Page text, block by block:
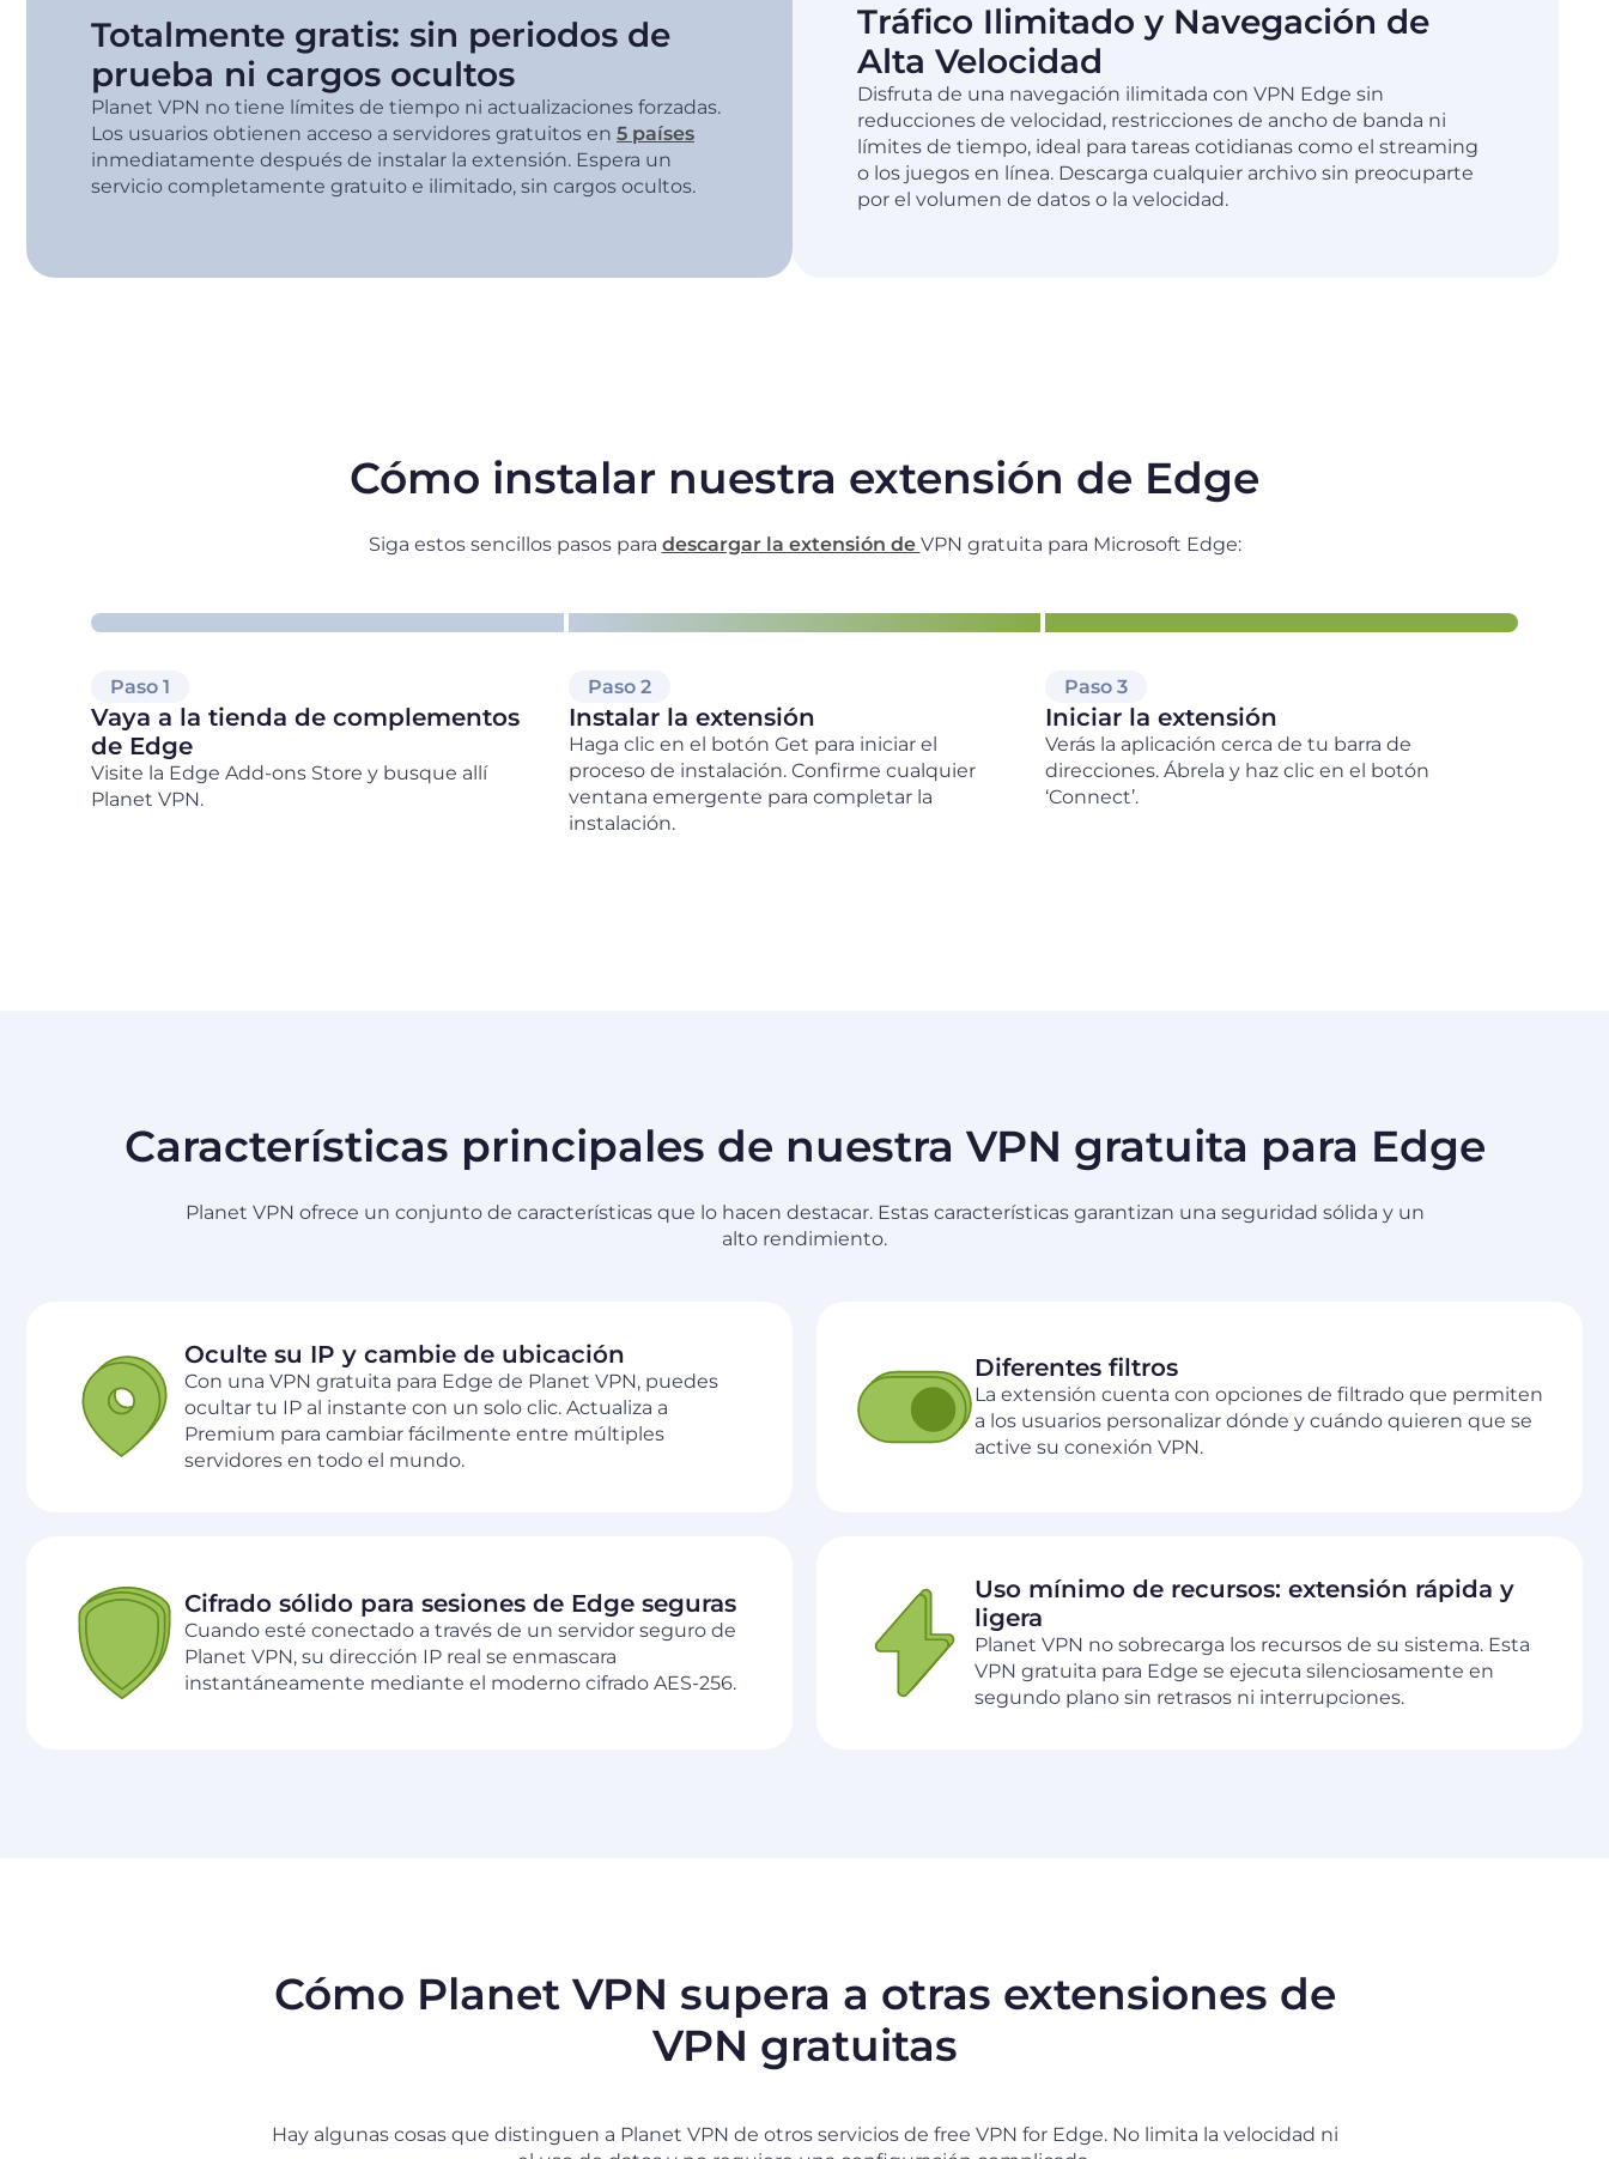
Totalmente gratis: sin periodos de
prueba ni cargos ocultos
Planet VPN no tiene límites de tiempo ni actualizaciones forzadas.
Los usuarios obtienen acceso a servidores gratuitos en 5 países
inmediatamente después de instalar la extensión. Espera un
servicio completamente gratuito e ilimitado, sin cargos ocultos.
Tráfico Ilimitado y Navegación de
Alta Velocidad
Disfruta de una navegación ilimitada con VPN Edge sin
reducciones de velocidad, restricciones de ancho de banda ni
límites de tiempo, ideal para tareas cotidianas como el streaming
o los juegos en línea. Descarga cualquier archivo sin preocuparte
por el volumen de datos o la velocidad.
Cómo instalar nuestra extensión de Edge
Siga estos sencillos pasos para descargar la extensión de VPN gratuita para Microsoft Edge:
Paso 1
Vaya a la tienda de complementos
de Edge
Visite la Edge Add-ons Store y busque allí
Planet VPN.
Paso 2
Instalar la extensión
Haga clic en el botón Get para iniciar el
proceso de instalación. Confirme cualquier
ventana emergente para completar la
instalación.
Paso 3
Iniciar la extensión
Verás la aplicación cerca de tu barra de
direcciones. Ábrela y haz clic en el botón
‘Connect’.
Características principales de nuestra VPN gratuita para Edge
Planet VPN ofrece un conjunto de características que lo hacen destacar. Estas características garantizan una seguridad sólida y un
alto rendimiento.
Oculte su IP y cambie de ubicación
Con una VPN gratuita para Edge de Planet VPN, puedes
ocultar tu IP al instante con un solo clic. Actualiza a
Premium para cambiar fácilmente entre múltiples
servidores en todo el mundo.
Diferentes filtros
La extensión cuenta con opciones de filtrado que permiten
a los usuarios personalizar dónde y cuándo quieren que se
active su conexión VPN.
Cifrado sólido para sesiones de Edge seguras
Cuando esté conectado a través de un servidor seguro de
Planet VPN, su dirección IP real se enmascara
instantáneamente mediante el moderno cifrado AES-256.
Uso mínimo de recursos: extensión rápida y
ligera
Planet VPN no sobrecarga los recursos de su sistema. Esta
VPN gratuita para Edge se ejecuta silenciosamente en
segundo plano sin retrasos ni interrupciones.
Cómo Planet VPN supera a otras extensiones de
VPN gratuitas
Hay algunas cosas que distinguen a Planet VPN de otros servicios de free VPN for Edge. No limita la velocidad ni